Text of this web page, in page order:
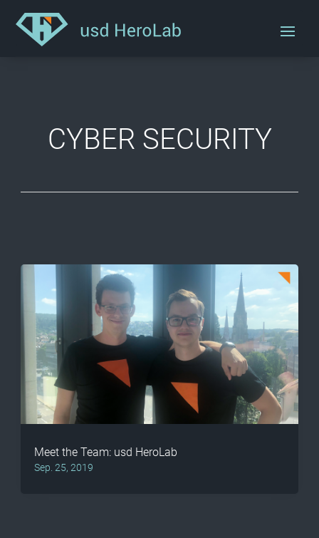
CYBER SECURITY
Meet the Team: usd HeroLab
Sep. 25, 2019